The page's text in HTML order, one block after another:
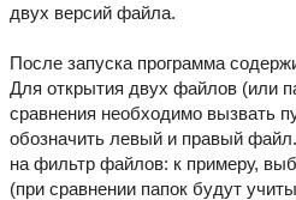
двух версий файла.
После запуска программа
Для открытия двух файлов (или
сравнения необходимо вызвать
обозначить левый и правый
на фильтр файлов: к примеру,
(при сравнении папок будут